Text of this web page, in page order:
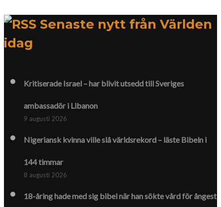
Senaste nytt från Världen
idag
Kritiserade Israel – har blivit utsedd till Sveriges
ambassadör i Libanon
9 augusti 2026
Nigeriansk kvinna ville slå världs­rekord – läste Bibeln i
144 timmar
8 augusti 2026
18-åring hade med sig bibel när han sökte vård för ångest